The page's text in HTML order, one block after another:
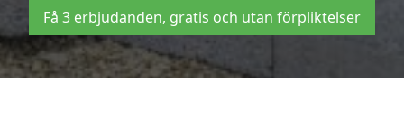
Få 3 erbjudanden, gratis och utan förpliktelser